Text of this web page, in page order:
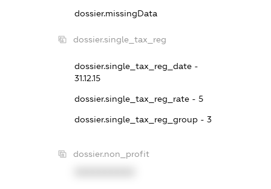
dossier.missingData
dossier.single_tax_reg
dossier.single_tax_reg_date -
31.12.15
dossier.single_tax_reg_rate - 5
dossier.single_tax_reg_group - 3
dossier.non_profit